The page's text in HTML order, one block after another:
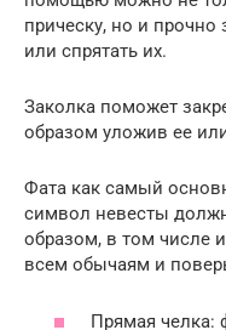
прическу, но и
или спрятать их.
Заколка поможет
образом уложив ее
Фата как самый
символ невесты
образом, в том числе
всем обычаям и
Прямая